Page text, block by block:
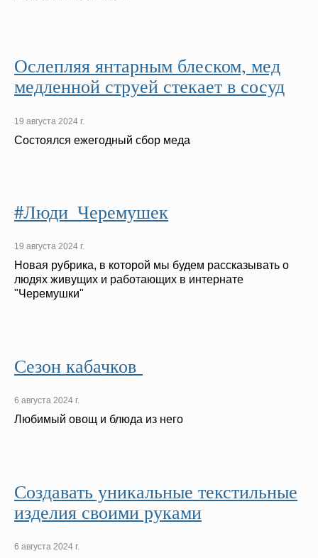
Ослепляя янтарным блеском, мед
медленной струей стекает в сосуд
19 августа 2024 г.
Состоялся ежегодный сбор меда
#Люди_Черемушек
19 августа 2024 г.
Новая рубрика, в которой мы будем рассказывать о
людях живущих и работающих в интернате
"Черемушки"
Сезон кабачков
6 августа 2024 г.
Любимый овощ и блюда из него
Создавать уникальные текстильные
изделия своими руками
6 августа 2024 г.